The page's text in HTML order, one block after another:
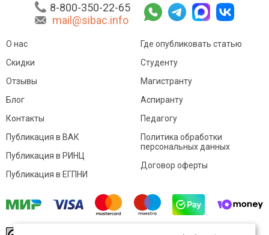
8-800-350-22-65
mail@sibac.info
О нас
Скидки
Отзывы
Блог
Контакты
Где опубликовать статью
Студенту
Магистранту
Аспиранту
Педагогу
Публикация в ВАК
Публикация в РИНЦ
Публикация в ЕГПНИ
Политика обработки
персональных данных
Договор оферты